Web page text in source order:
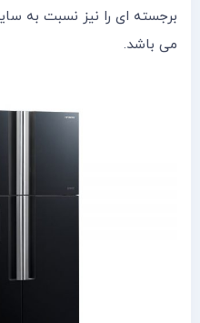
برجسته ای را نیز نسبت به
می باشد.